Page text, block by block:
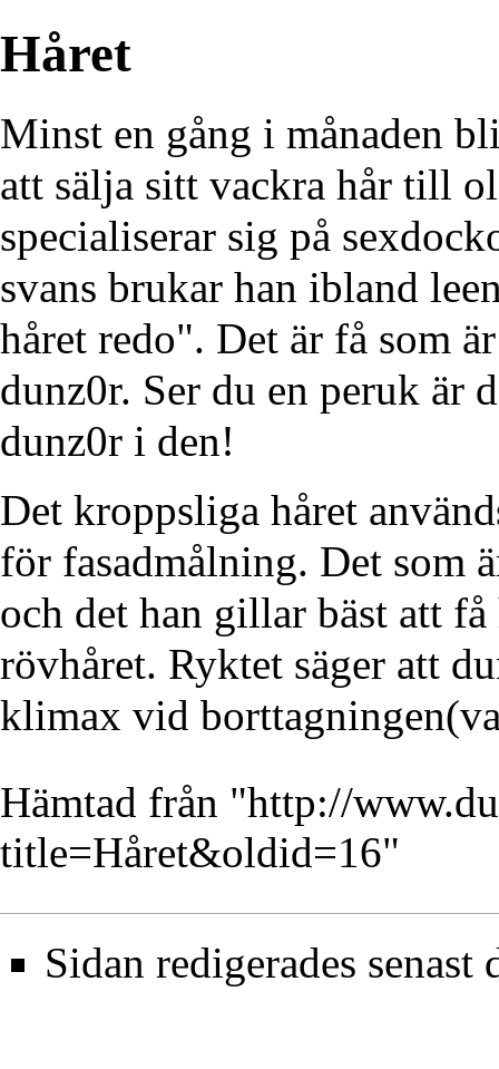
Håret
Minst en gång i månaden
att sälja sitt vackra hår till
specialiserar sig på
svans brukar han ibland
håret redo". Det är få som
dunz0r. Ser du en peruk är
dunz0r i den!
Det kroppsliga håret
för fasadmålning. Det som
och det han gillar bäst att
rövhåret. Ryktet säger att
klimax vid
Hämtad från "http://
title=Håret&oldid=16"
Sidan redigerades